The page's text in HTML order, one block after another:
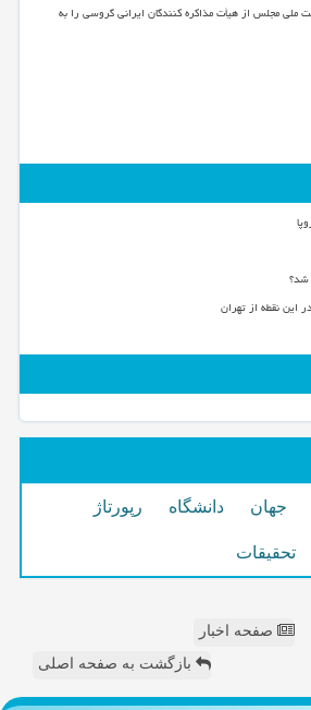
مجلس از هیأت مذاکره کنندگان ایرانی گروسی را به
شد؟
این نقطه از تهران
جهان دانشگاه رپورتاژ
تحقیقات
صفحه اخبار
بازگشت به صفحه اصلی